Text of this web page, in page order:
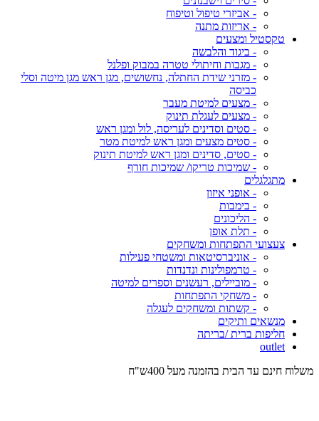
- אביזרי טיפול וטיפוח
- אריזות מתנה
טקסטיל ומצעים
- ביגוד והלבשה
- מגבות וחיתולי טטרה במבוק ופלנל
- מזרני שידת החתלה, נחשושים, מגן ראש מגן מיטה וסלי
כביסה
- מצעים למיטת מעבר
- מצעים לעגלת תינוק
- סטים וסדינים לעריסה, לול ומגן ראש
- סטים מצעים ומגן ראש למיטת מטר
- סטים, סדינים ומגן ראש למיטת תינוק
- שמיכות טריקו/ שמיכות חורף
מתגלגלים
- אופני איזון
- בימבות
- הליכונים
- תלת אופן
צעצועי התפתחות ומשחקים
- אוניברסיטאות ומשטחי פעילות
- טרמפולינות ונדנדות
- מוביילים, רעשנים וספרים למיטה
- משחקי התפתחות
- קשתות ומשחקים לעגלה
מנשאים ותיקים
חליפות ברית /בריתה
outlet
משלוח חינם עד הבית בהזמנה מעל 400ש"ח